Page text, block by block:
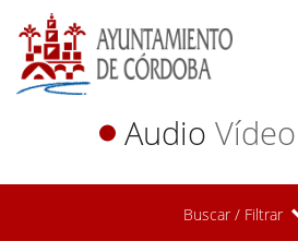
Audio Vídeo
Buscar / Filtrar